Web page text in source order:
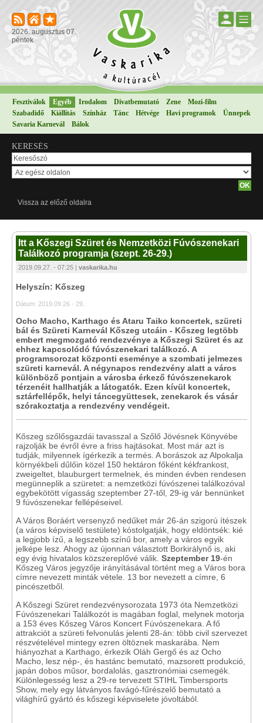
2026. augusztus 07.
péntek
Fesztiválok Egyéb Irodalom Divatbemutató Zene
Mozi-film
Szabadidő
Kiállítás Színház Tánc Hétvége Havi programok
Ünnepek
Savaria Karnevál
Bálok
KERESÉS
Vissza az előző oldalra
Itt a Kőszegi Szüret és Nemzetközi Fúvószenekari
Találkozó programja (szept. 26-29.)
2019.09.27. - 07:25 | vaskarika.hu
Helyszín: Kőszeg
Dátum: 2019.09.26 - 29.
Ocho Macho, Karthago és Ataru Taiko koncertek, szüreti
bál és Szüreti Karnevál Kőszeg utcáin - Kőszeg legtöbb
embert megmozgató rendezvénye a Kőszegi Szüret és az
ehhez kapcsolódó fúvószenekari találkozó. A
programsorozat központi eseménye a szombati jelmezes
szüreti karnevál. A négynapos rendezvény alatt a város
különböző pontjain a városba érkező fúvószenekarok
térzenéit hallhatják a látogatók. Ezen kívül koncertek,
sztárfellépők, helyi táncegyüttesek, zenekarok és vásár
szórakoztatja a rendezvény vendégeit.
Kőszeg szőlősgazdái tavasszal a Szőlő Jövésnek Könyvébe
rajzolják be évről évre a friss hajtásokat. Most már azt is
tudják, milyennek ígérkezik a termés. A borászok az Alpokalja
környékbeli dűlőin közel 150 hektáron főként kékfrankost,
zweigeltet, blauburgert termelnek, és minden évben rendesen
megünneplik a szüretet: a nemzetközi fúvószenei találkozóval
egybekötött vígasság szeptember 27-től, 29-ig vár bennünket
9 fúvószenekar fellépéseivel.
A Város Boráért versenyző nedűket már 26-án szigorú ítészek
(a város képviselő testülete) kóstolgatják, hogy eldöntsék: kié
a legjobb ízű, a legszebb színű bor, amely a város egyik
jelképe lesz. Ahogy az újonnan választott Borkirálynő is, aki
egy évig hivatalos közszereplővé válik. Szeptember 19-én
Kőszeg Város jegyzője irányításával történt meg a Város bora
címre nevezett minták vétele. 13 bor nevezett a címre, 6
pincészetből.
A Kőszegi Szüret rendezvénysorozata 1973 óta Nemzetközi
Fúvószenekari Találkozót is magában foglal, melynek motorja
a 153 éves Kőszeg Város Koncert Fúvószenekara. A fő
attrakciót a szüreti felvonulás jelenti 28-án: több civil szervezet
részvételével mintegy ezren öltöznek maskarába. Nem
hiányozhat a Karthago, érkezik Oláh Gergő és az Ocho
Macho, lesz nép-, és hastánc bemutató, mazsorett produkció,
japán dobos műsor, bordalolás, gasztronómiai csemegék.
Különlegesség lesz a 29-re tervezett STIHL Timbersports
Show, mely egy látványos favágó-fűrészelő bemutató a
világhírű gyártó és kőszegi képviselete jóvoltából.